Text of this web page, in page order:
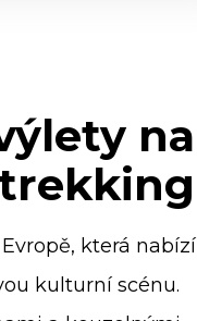
na
která nabízí
kulturní scénu.